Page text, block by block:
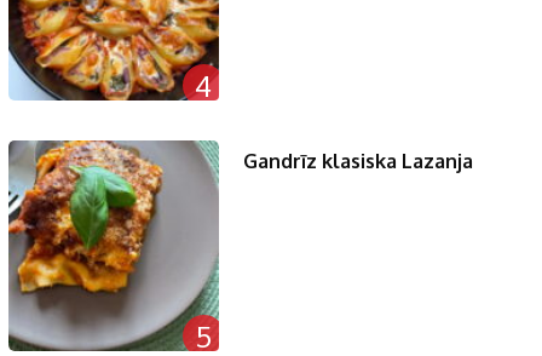
4
5
Gandrīz klasiska Lazanja